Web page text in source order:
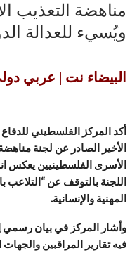
مناهضة التعذيب
ويُسيء للعدالة
البيضاء نت | عربي
أكد المركز الفلسطيني للدفاع
الأخير الصادر عن لجنة
الأسرى الفلسطينيين يعكس
اللجنة بالتوقف عن “التلاعب
المهنية والإنسانية.
وأشار المركز في بيان رسمي
فيه تقارير المراقبين